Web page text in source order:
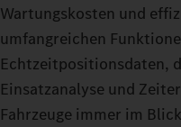
Wartungskosten und
umfangreichen
Echtzeitpositionsdaten,
Einsatzanalyse und
Fahrzeuge immer im